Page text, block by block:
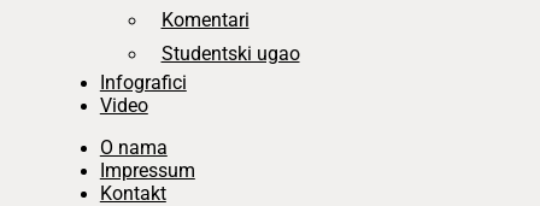
Komentari
Studentski ugao
Infografici
Video
O nama
Impressum
Kontakt